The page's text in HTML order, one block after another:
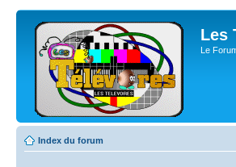
Les
Le
Index du forum